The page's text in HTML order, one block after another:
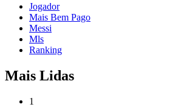
Jogador
Mais Bem Pago
Messi
Mls
Ranking
Mais Lidas
1